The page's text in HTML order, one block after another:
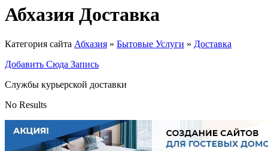
Абхазия Доставка
Категория сайта Абхазия » Бытовые Услуги » Доставка
Добавить Сюда Запись
Службы курьерской доставки
No Results